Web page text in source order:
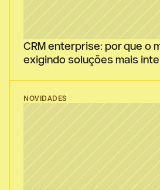
CRM enterprise: por que o
exigindo soluções mais
NOVIDADES